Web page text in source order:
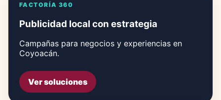
FACTORÍA 360
Publicidad local con estrategia
Campañas para negocios y experiencias en
Coyoacán.
Ver soluciones